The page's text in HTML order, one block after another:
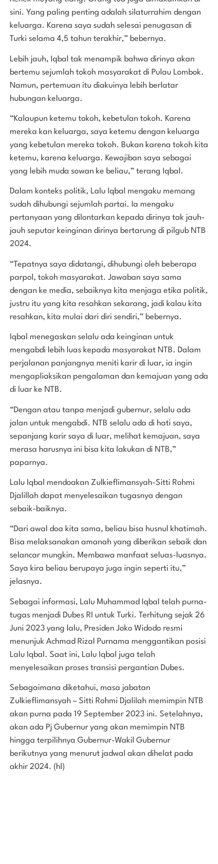
sini. Yang paling penting adalah silaturrahim dengan
keluarga. Karena saya sudah selesai penugasan di
Turki selama 4,5 tahun terakhir,” bebernya.
Lebih jauh, Iqbal tak menampik bahwa dirinya akan
bertemu sejumlah tokoh masyarakat di Pulau Lombok.
Namun, pertemuan itu diakuinya lebih berlatar
hubungan keluarga.
“Kalaupun ketemu tokoh, kebetulan tokoh. Karena
mereka kan keluarga, saya ketemu dengan keluarga
yang kebetulan mereka tokoh. Bukan karena tokoh kita
ketemu, karena keluarga. Kewajiban saya sebagai
yang lebih muda sowan ke beliau,” terang Iqbal.
Dalam konteks politik, Lalu Iqbal mengaku memang
sudah dihubungi sejumlah partai. Ia mengaku
pertanyaan yang dilontarkan kepada dirinya tak jauh-
jauh seputar keinginan dirinya bertarung di pilgub NTB
2024.
“Tepatnya saya didatangi, dihubungi oleh beberapa
parpol, tokoh masyarakat. Jawaban saya sama
dengan ke media, sebaiknya kita menjaga etika politik,
justru itu yang kita resahkan sekarang, jadi kalau kita
resahkan, kita mulai dari diri sendiri,” bebernya.
Iqbal menegaskan selalu ada keinginan untuk
mengabdi lebih luas kepada masyarakat NTB. Dalam
perjalanan panjangnya meniti karir di luar, ia ingin
mengapliaksikan pengalaman dan kemajuan yang ada
di luar ke NTB.
“Dengan atau tanpa menjadi gubernur, selalu ada
jalan untuk mengabdi. NTB selalu ada di hati saya,
sepanjang karir saya di luar, melihat kemajuan, saya
merasa harusnya ini bisa kita lakukan di NTB,”
paparnya.
Lalu Iqbal mendoakan Zulkieflimansyah-Sitti Rohmi
Djalillah dapat menyelesaikan tugasnya dengan
sebaik-baiknya.
“Dari awal doa kita sama, beliau bisa husnul khatimah.
Bisa melaksanakan amanah yang diberikan sebaik dan
selancar mungkin. Membawa manfaat seluas-luasnya.
Saya kira beliau berupaya juga ingin seperti itu,”
jelasnya.
Sebagai informasi, Lalu Muhammad Iqbal telah purna-
tugas menjadi Dubes RI untuk Turki. Terhitung sejak 26
Juni 2023 yang lalu, Presiden Joko Widodo resmi
menunjuk Achmad Rizal Purnama menggantikan posisi
Lalu Iqbal. Saat ini, Lalu Iqbal juga telah
menyelesaikan proses transisi pergantian Dubes.
Sebagaimana diketahui, masa jabatan
Zulkieflimansyah – Sitti Rohmi Djalilah memimpin NTB
akan purna pada 19 September 2023 ini. Setelahnya,
akan ada Pj Gubernur yang akan memimpin NTB
hingga terpilihnya Gubernur-Wakil Gubernur
berikutnya yang menurut jadwal akan dihelat pada
akhir 2024. (hl)